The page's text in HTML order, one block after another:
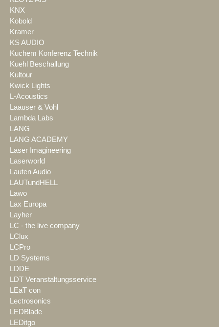
KNX
Kobold
Kramer
KS AUDIO
Kuchem Konferenz Technik
Kuehl Beschallung
Kultour
Kwick Lights
L-Acoustics
Laauser & Vohl
Lambda Labs
LANG
LANG ACADEMY
Laser Imagineering
Laserworld
Lauten Audio
LAUTundHELL
Lawo
Lax Europa
Layher
LC - the live company
LClux
LCPro
LD Systems
LDDE
LDT Veranstaltungsservice
LEaT con
Lectrosonics
LEDBlade
LEDitgo